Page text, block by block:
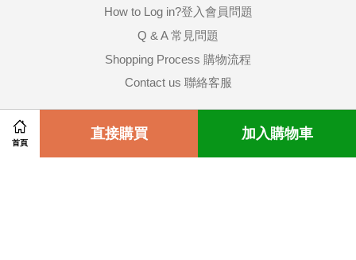
首頁
直接購買 加入購物車
How to Log in?登入會員問題
Q & A 常見問題
Shopping Process 購物流程
Contact us 聯絡客服
關注我們
Share on Facebook Share on Twitter